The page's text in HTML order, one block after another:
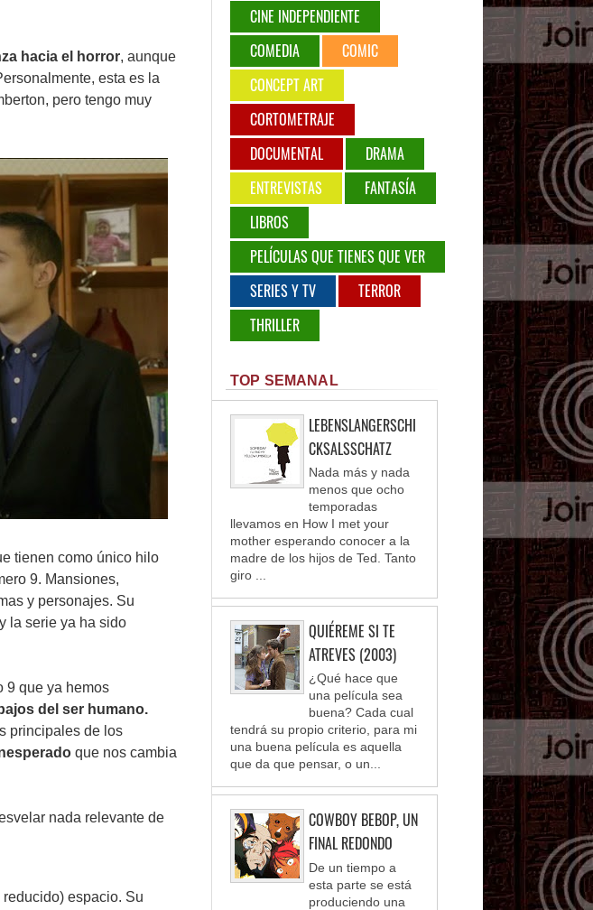
hacia el horror, aunque
esta es la
pero tengo muy
tienen como único hilo
9. Mansiones,
y personajes. Su
la serie ya ha sido
9 que ya hemos
del ser humano.
principales de los
que nos cambia
nada relevante de
espacio. Su
CINE INDEPENDIENTE
COMEDIA
COMIC
CONCEPT ART
CORTOMETRAJE
DOCUMENTAL
DRAMA
ENTREVISTAS
FANTASÍA
LIBROS
PELÍCULAS QUE TIENES QUE VER
SERIES Y TV
TERROR
THRILLER
TOP SEMANAL
LEBENSLANGERSCHI
CKSALSSCHATZ
Nada más y nada
menos que ocho
temporadas
llevamos en How I met your
mother esperando conocer a la
madre de los hijos de Ted. Tanto
giro ...
QUIÉREME SI TE
ATREVES (2003)
¿Qué hace que
una película sea
buena? Cada cual
tendrá su propio criterio, para mi
una buena película es aquella
que da que pensar, o un...
COWBOY BEBOP, UN
FINAL REDONDO
De un tiempo a
esta parte se está
produciendo una